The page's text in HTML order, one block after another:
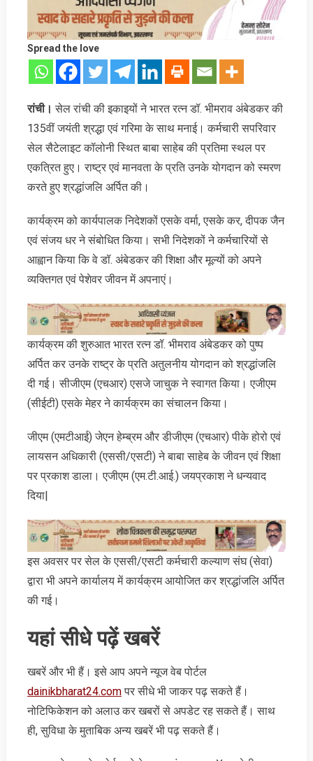
Spread the love
रांची। सेल रांची की इकाइयों ने भारत रत्न डॉ. भीमराव अंबेडकर की
135वीं जयंती श्रद्धा एवं गरिमा के साथ मनाई। कर्मचारी सपरिवार
सेल सैटेलाइट कॉलोनी स्थित बाबा साहेब की प्रतिमा स्थल पर
एकत्रित हुए। राष्ट्र एवं मानवता के प्रति उनके योगदान को स्मरण
करते हुए श्रद्धांजलि अर्पित की।
कार्यक्रम को कार्यपालक निदेशकों एसके वर्मा, एसके कर, दीपक जैन
एवं संजय धर ने संबोधित किया। सभी निदेशकों ने कर्मचारियों से
आह्वान किया कि वे डॉ. अंबेडकर की शिक्षा और मूल्यों को अपने
व्यक्तिगत एवं पेशेवर जीवन में अपनाएं।
कार्यक्रम की शुरुआत भारत रत्न डॉ. भीमराव अंबेडकर को पुष्प
अर्पित कर उनके राष्ट्र के प्रति अतुलनीय योगदान को श्रद्धांजलि
दी गई। सीजीएम (एचआर) एसजे जाचुक ने स्वागत किया। एजीएम
(सीईटी) एसके मेहर ने कार्यक्रम का संचालन किया।
जीएम (एमटीआई) जेएन हेम्ब्रम और डीजीएम (एचआर) पीके होरो एवं
लायसन अधिकारी (एससी/एसटी) ने बाबा साहेब के जीवन एवं शिक्षा
पर प्रकाश डाला। एजीएम (एम.टी.आई.) जयप्रकाश ने धन्यवाद
दिया|
इस अवसर पर सेल के एससी/एसटी कर्मचारी कल्याण संघ (सेवा)
द्वारा भी अपने कार्यालय में कार्यक्रम आयोजित कर श्रद्धांजलि अर्पित
की गई।
यहां सीधे पढ़ें खबरें
खबरें और भी हैं। इसे आप अपने न्‍यूज वेब पोर्टल
dainikbharat24.comपर सीधे भी जाकर पढ़ सकते हैं।
नोटिफिकेशन को अलाउ कर खबरों से अपडेट रह सकते हैं। साथ
ही, सुविधा के मुताबिक अन्‍य खबरें भी पढ़ सकते हैं।